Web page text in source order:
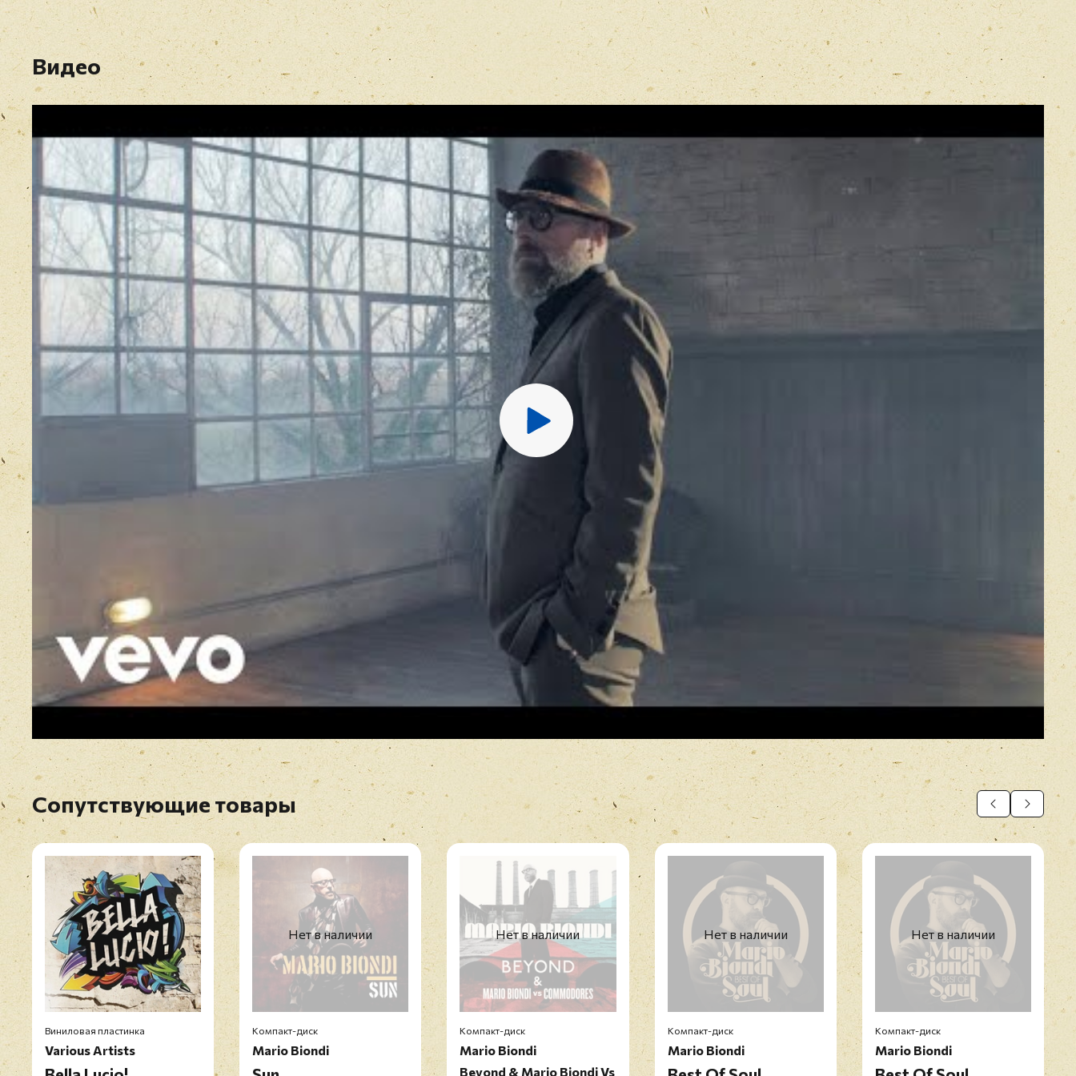
* E-mail*
Отзыв *
Перед публикацией отзывы проходят модерацию
Видео
Сопутствующие товары
Виниловая пластинка
Various Artists
Нет в наличии
Компакт-диск
Mario Biondi
Нет в наличии
Компакт-диск
Mario Biondi
Beyond & Mario Biondi Vs
Нет в наличии
Компакт-диск
Mario Biondi
Нет в наличии
Компакт-диск
Mario Biondi